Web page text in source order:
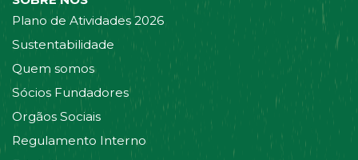
Plano de Atividades 2026
Sustentabilidade
Quem somos
Sócios Fundadores
Orgãos Sociais
Regulamento Interno